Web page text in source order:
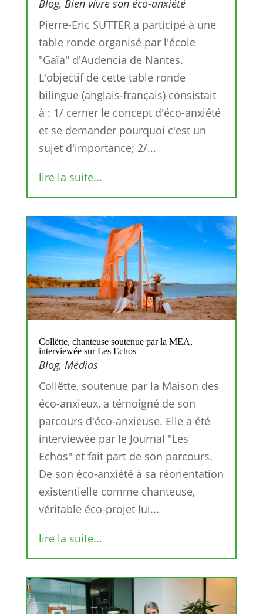
Blog, Bien vivre son éco-anxiété
Pierre-Eric SUTTER a participé à une
table ronde organisé par l'école
"Gaïa" d'Audencia de Nantes.
L'objectif de cette table ronde
bilingue (anglais-français) consistait
à : 1/ cerner le concept d'éco-anxiété
et se demander pourquoi c'est un
sujet d'importance; 2/...
lire la suite...
Collëtte, chanteuse soutenue par la MEA,
interviewée sur Les Echos
Blog, Médias
Collëtte, soutenue par la Maison des
éco-anxieux, a témoigné de son
parcours d'éco-anxieuse. Elle a été
interviewée par le Journal "Les
Echos" et fait part de son parcours.
De son éco-anxiété à sa réorientation
existentielle comme chanteuse,
véritable éco-projet lui...
lire la suite...